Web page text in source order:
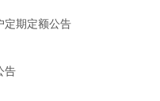
定期定额公告
告